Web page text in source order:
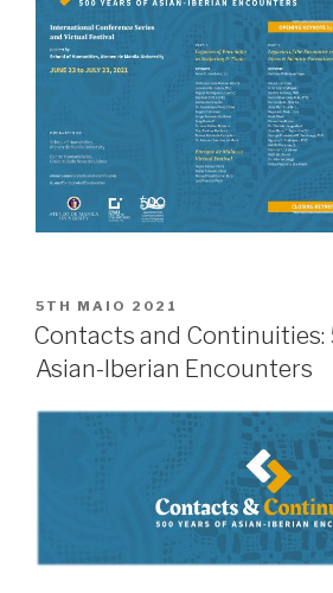
POSTED
ON
5TH MAIO 2021
Contacts and Continuities:
Asian-Iberian Encounters